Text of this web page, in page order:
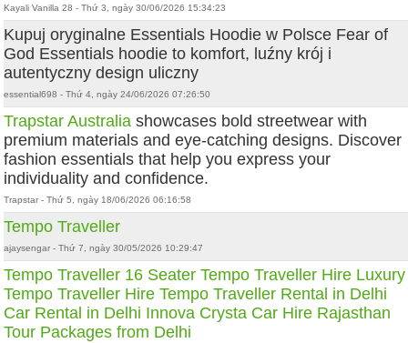
Kayali Vanilla 28 - Thứ 3, ngày 30/06/2026 15:34:23
Kupuj oryginalne Essentials Hoodie w Polsce Fear of
God Essentials hoodie to komfort, luźny krój i
autentyczny design uliczny
essential698 - Thứ 4, ngày 24/06/2026 07:26:50
Trapstar Australia showcases bold streetwear with
premium materials and eye-catching designs. Discover
fashion essentials that help you express your
individuality and confidence.
Trapstar - Thứ 5, ngày 18/06/2026 06:16:58
Tempo Traveller
ajaysengar - Thứ 7, ngày 30/05/2026 10:29:47
Tempo Traveller 16 Seater Tempo Traveller Hire Luxury
Tempo Traveller Hire Tempo Traveller Rental in Delhi
Car Rental in Delhi Innova Crysta Car Hire Rajasthan
Tour Packages from Delhi